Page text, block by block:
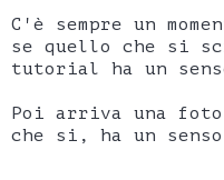
C'è sempre un
se quello che si
tutorial ha un
Poi arriva una
che si, ha un